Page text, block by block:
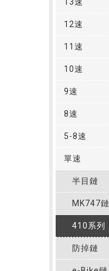
12速
11速
10速
9速
8速
5-8速
單速
半目鏈
MK747鏈
410系列
防掉鏈